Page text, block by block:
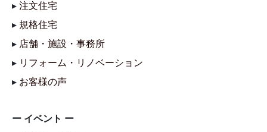
▸ 注文住宅
▸ 規格住宅
▸ 店舗・施設・事務所
▸ リフォーム・リノベーション
▸ お客様の声
ー イベント ー